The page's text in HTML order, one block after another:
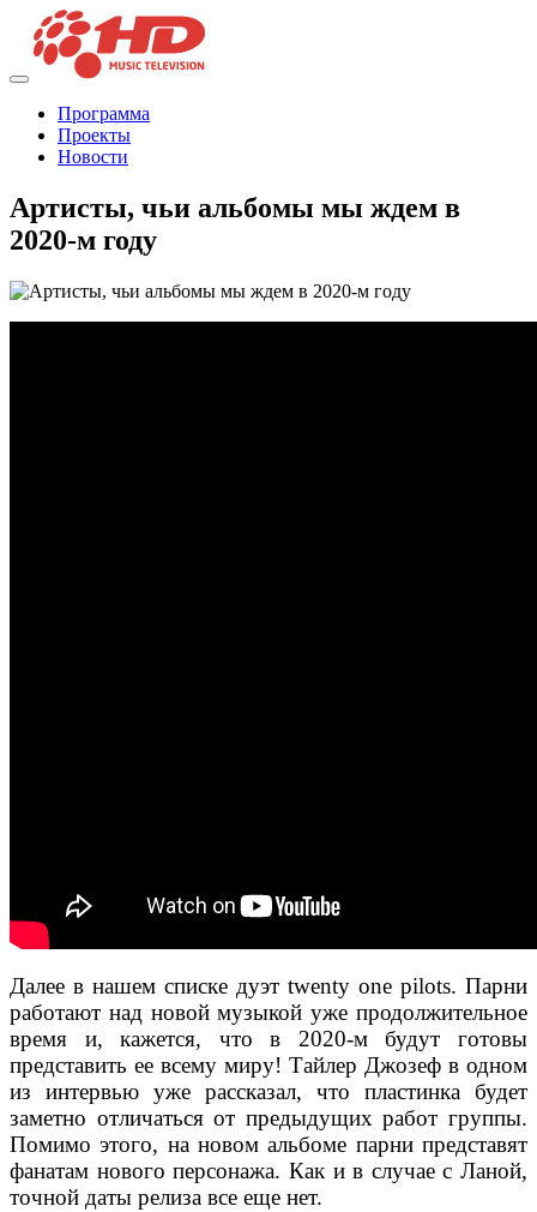
Программа
Проекты
Новости
Артисты, чьи альбомы мы ждем в
2020-м году
Далее в нашем списке дуэт twenty one pilots. Парни
работают над новой музыкой уже продолжительное
время и, кажется, что в 2020-м будут готовы
представить ее всему миру! Тайлер Джозеф в одном
из интервью уже рассказал, что пластинка будет
заметно отличаться от предыдущих работ группы.
Помимо этого, на новом альбоме парни представят
фанатам нового персонажа. Как и в случае с Ланой,
точной даты релиза все еще нет.